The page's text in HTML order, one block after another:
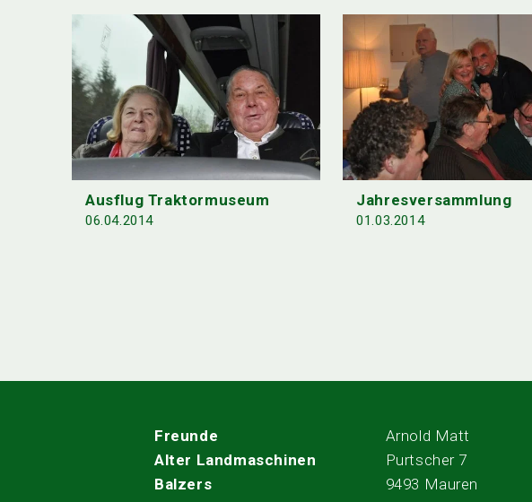
Ausflug Traktormuseum
06.04.2014
Jahresversammlung
01.03.2014
Freunde
Alter Landmaschinen
Balzers
Arnold Matt
Purtscher 7
9493 Mauren